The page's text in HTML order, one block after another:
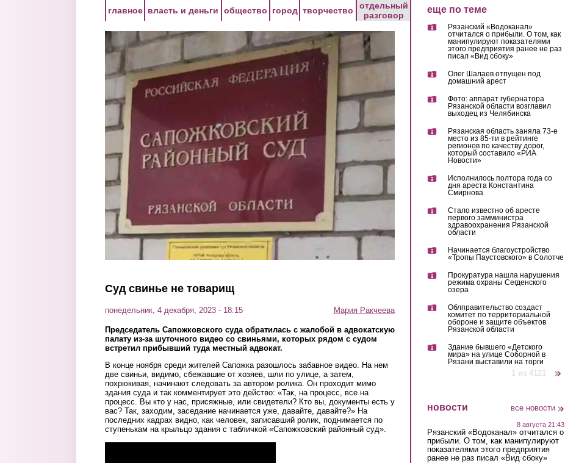
главное власть и деньги общество город творчество
отдельный
разговор
Суд свинье не товарищ
понедельник, 4 декабря, 2023 - 18:15 Мария Ракчеева
Председатель Сапожковского суда обратилась с жалобой в адвокатскую
палату из-за шуточного видео со свиньями, которых рядом с судом
встретил прибывший туда местный адвокат.
В конце ноября среди жителей Сапожка разошлось забавное видео. На нем
две свиньи, видимо, сбежавшие от хозяев, шли по улице, а затем,
похрюкивая, начинают следовать за автором ролика. Он проходит мимо
здания суда и так комментирует это действо: «Так, на процесс, все на
процесс. Вы кто у нас, присяжные, или свидетели? Кто вы, документы есть у
вас? Так, заходим, заседание начинается уже, давайте, давайте?» На
последних кадрах видно, как человек, записавший ролик, поднимается по
ступенькам на крыльцо здания с табличкой «Сапожковский районный суд».
еще по теме
Рязанский «Водоканал»
отчитался о прибыли. О том, как
манипулируют показателями
этого предприятия ранее не раз
писал «Вид сбоку»
Олег Шалаев отпущен под
домашний арест
Фото: аппарат губернатора
Рязанской области возглавил
выходец из Челябинска
Рязанская область заняла 73-е
место из 85-ти в рейтинге
регионов по качеству дорог,
который составило «РИА
Новости»
Исполнилось полтора года со
дня ареста Константина
Смирнова
Стало известно об аресте
первого замминистра
здравоохранения Рязанской
области
Начинается благоустройство
«Тропы Паустовского» в Солотче
Прокуратура нашла нарушения
режима охраны Сегденского
озера
Облправительство создаст
комитет по территориальной
обороне и защите объектов
Рязанской области
Здание бывшего «Детского
мира» на улице Соборной в
Рязани выставили на торги
1 из 4121
новости все новости
8 августа 21:43
Рязанский «Водоканал» отчитался о
прибыли. О том, как манипулируют
показателями этого предприятия
ранее не раз писал «Вид сбоку»